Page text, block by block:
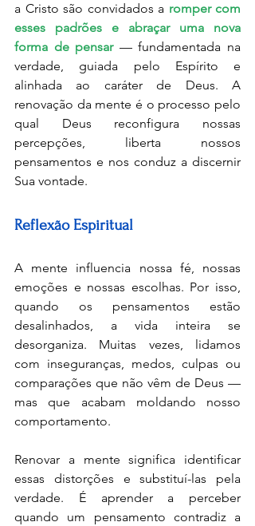
a Cristo são convidados a romper com
esses padrões e abraçar uma nova
forma de pensar — fundamentada na
verdade, guiada pelo Espírito e
alinhada ao caráter de Deus. A
renovação da mente é o processo pelo
qual Deus reconfigura nossas
percepções, liberta nossos
pensamentos e nos conduz a discernir
Sua vontade.
Reflexão Espiritual
A mente influencia nossa fé, nossas
emoções e nossas escolhas. Por isso,
quando os pensamentos estão
desalinhados, a vida inteira se
desorganiza. Muitas vezes, lidamos
com inseguranças, medos, culpas ou
comparações que não vêm de Deus —
mas que acabam moldando nosso
comportamento.
Renovar a mente significa identificar
essas distorções e substituí-las pela
verdade. É aprender a perceber
quando um pensamento contradiz a